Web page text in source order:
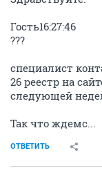
Гость16:27:46
???
специалист
26 реестр на
следующей
Так что ждемс...
ОТВЕТИТЬ